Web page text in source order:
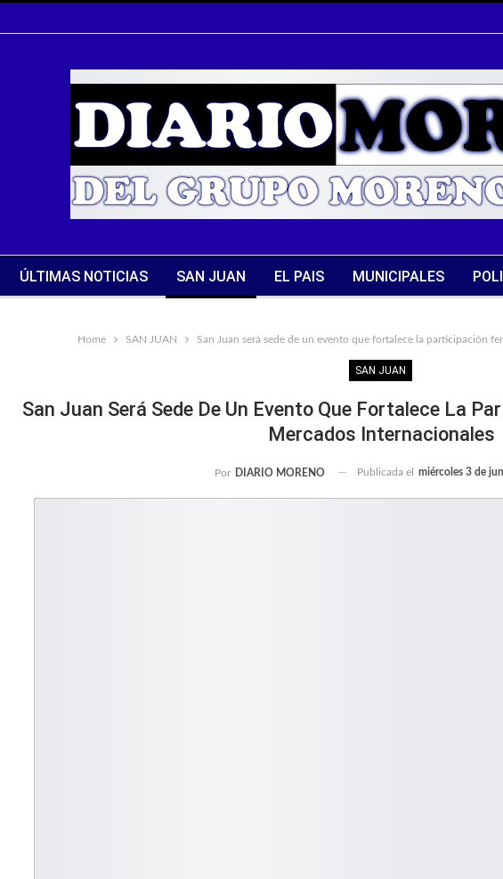
ÚLTIMAS NOTICIAS SAN JUAN EL PAIS MUNICIPALES
Home SAN JUAN San Juan será sede de un evento que fortalece la participación
SAN JUAN
San Juan Será Sede De Un Evento Que Fortalece La
Mercados Internacionales
Por DIARIO MORENO Publicada el miércoles 3 de